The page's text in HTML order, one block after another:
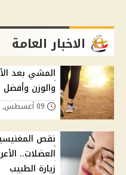
الاخبار العامة
المشي بعد
والوزن
نقص
العضلات..
زيارة الطبيب